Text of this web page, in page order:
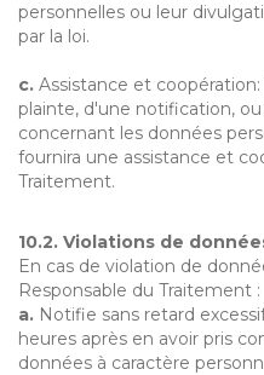
personnelles ou leur
par la loi.
c. Assistance et
plainte, d'une notification,
concernant les données
fournira une assistance et
Traitement.
10.2. Violations de
En cas de violation de
Responsable du Traitement :
a. Notifie sans retard
heures après en avoir pris
données à caractère